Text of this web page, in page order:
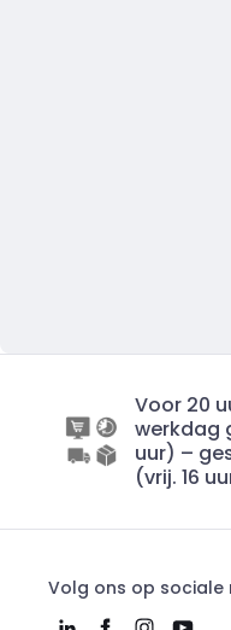
Voor 20
werkdag
uur) –
(vrij. 16
Volg ons op sociale